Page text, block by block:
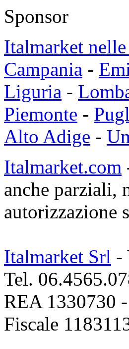
Sponsor
Italmarket
Campania -
Liguria -
Piemonte -
Alto Adige -
Italmarket.com
anche parziali,
autorizzazione
Italmarket Srl -
Tel.
REA 1330730
Fiscale